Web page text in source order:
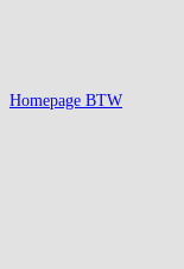
Homepage BTW